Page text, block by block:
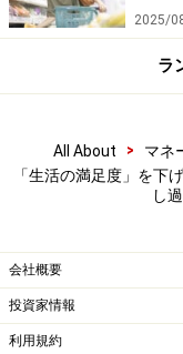
2025/
ラ
All About > マネ
「生活の満足度」を下
し
会社概要
投資家情報
利用規約